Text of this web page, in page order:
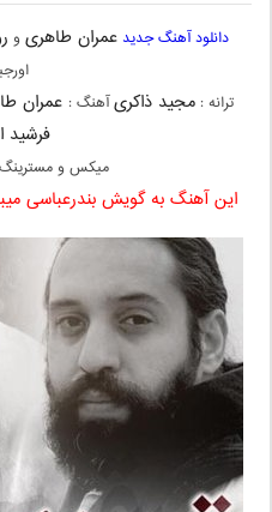
دانلود آهنگ جدید عمران طاهری و
ترانه : مجید ذاکریآهنگ : عمران
فرشید
میکس و
این آهنگ به گویش بندرعباسی